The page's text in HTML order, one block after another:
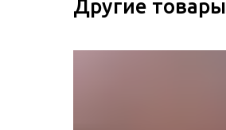
Другие товары